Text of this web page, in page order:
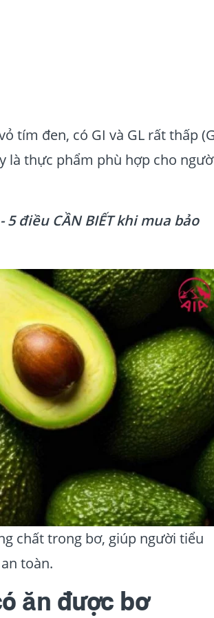
tím đen, có GI và GL rất thấp
là thực phẩm phù hợp cho
5 điều CẦN BIẾT khi mua bảo
chất trong bơ, giúp người tiểu
toàn.
ăn được bơ